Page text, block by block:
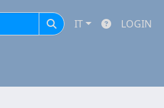
IT LOGIN